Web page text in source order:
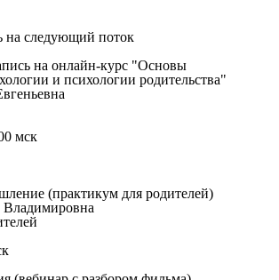
на следующий поток
на онлайн-курс "Основы
и психологии родительства"
мск
(практикум для родителей)
Владимировна